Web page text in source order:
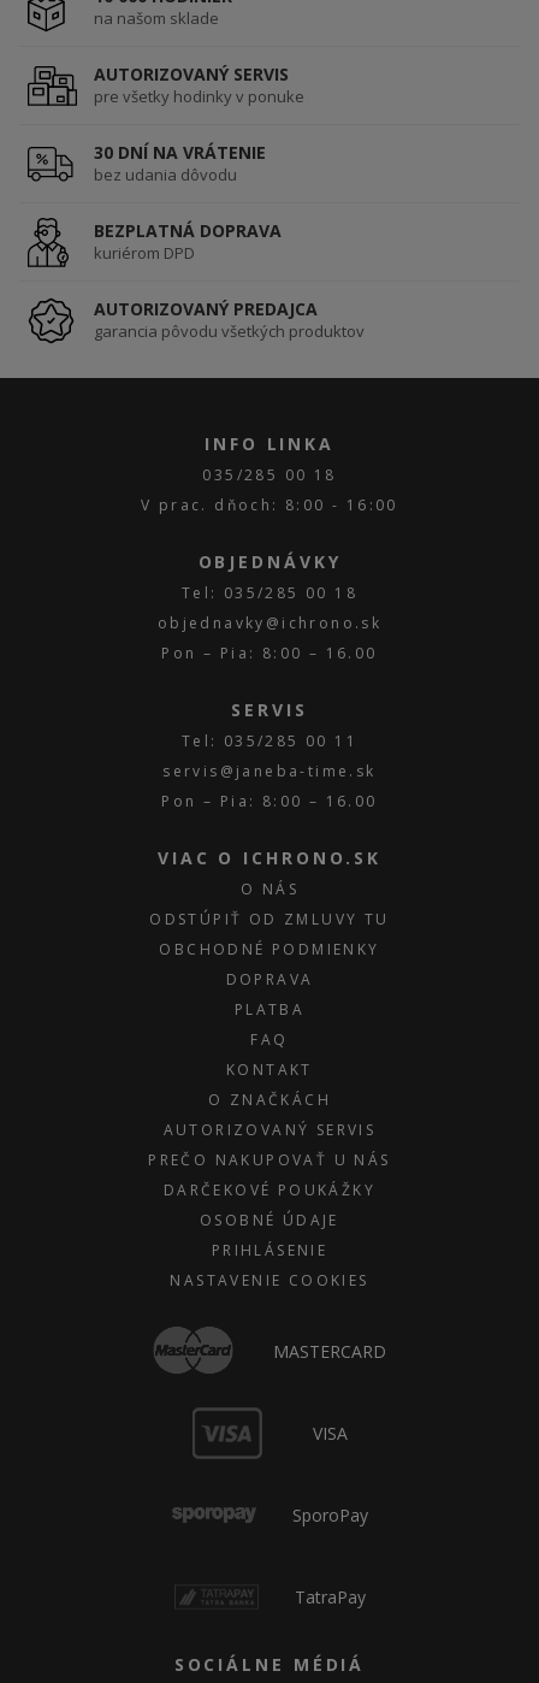
na našom sklade
AUTORIZOVANÝ SERVIS
pre všetky hodinky v ponuke
30 DNÍ NA VRÁTENIE
bez udania dôvodu
BEZPLATNÁ DOPRAVA
kuriérom DPD
AUTORIZOVANÝ PREDAJCA
garancia pôvodu všetkých produktov
INFO LINKA
035/285 00 18
V prac. dňoch: 8:00 - 16:00
OBJEDNÁVKY
Tel: 035/285 00 18
objednavky@ichrono.sk
Pon – Pia: 8:00 – 16.00
SERVIS
Tel: 035/285 00 11
servis@janeba-time.sk
Pon – Pia: 8:00 – 16.00
VIAC O ICHRONO.SK
O NÁS
ODSTÚPIŤ OD ZMLUVY TU
OBCHODNÉ PODMIENKY
DOPRAVA
PLATBA
FAQ
KONTAKT
O ZNAČKÁCH
AUTORIZOVANÝ SERVIS
PREČO NAKUPOVAŤ U NÁS
DARČEKOVÉ POUKÁŽKY
OSOBNÉ ÚDAJE
PRIHLÁSENIE
NASTAVENIE COOKIES
MASTERCARD
VISA
SporoPay
TatraPay
SOCIÁLNE MÉDIÁ